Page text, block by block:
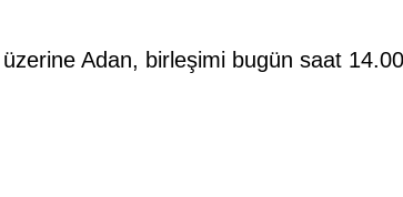
Adan, birleşimi bugün saat